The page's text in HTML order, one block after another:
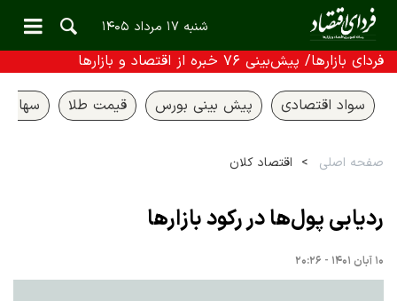
شنبه ۱۷ مرداد ۱۴۰۵
فردای بازارها/ پیش‌بینی ۷۶ خبره از اقتصاد و بازارها
سواد اقتصادی پیش بینی بورس قیمت طلا سهام
صفحه اصلی اقتصاد کلان
ردیابی پول‌ها در رکود بازارها
۱۰ آبان ۱۴۰۱ - ۲۰:۲۶